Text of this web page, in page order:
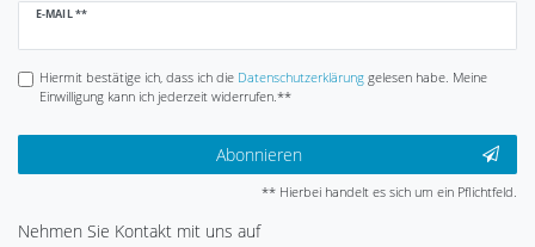
E-MAIL **
Newsletter
Hiermit bestätige ich, dass ich die Daten­schutz­erklärunggelesen habe. Meine
Einwilligung kann ich jederzeit widerrufen.**
Abonnieren
** Hierbei handelt es sich um ein Pflichtfeld.
Nehmen Sie Kontakt mit uns auf